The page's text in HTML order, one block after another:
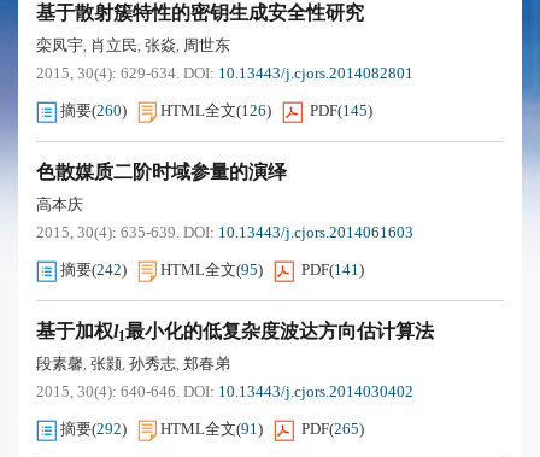
基于散射簇特性的密钥生成安全性研究
栾凤宇, 肖立民, 张焱, 周世东
2015, 30(4): 629-634. DOI: 10.13443/j.cjors.2014082801
摘要(260) HTML全文(126) PDF(145)
色散媒质二阶时域参量的演绎
高本庆
2015, 30(4): 635-639. DOI: 10.13443/j.cjors.2014061603
摘要(242) HTML全文(95) PDF(141)
基于加权l1最小化的低复杂度波达方向估计算法
段素馨, 张颢, 孙秀志, 郑春弟
2015, 30(4): 640-646. DOI: 10.13443/j.cjors.2014030402
摘要(292) HTML全文(91) PDF(265)